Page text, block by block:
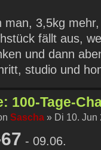
man, 3,5kg
fällt aus,
und dann
studio und
100-Tage-
Sascha » Di 10. Jun
- 09.06.